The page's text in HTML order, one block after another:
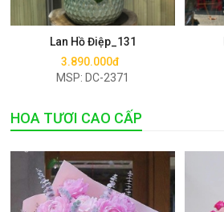
Lan Hồ Điệp_131
3.890.000đ
MSP: DC-2371
Mua ngay
HOA TƯƠI CAO CẤP